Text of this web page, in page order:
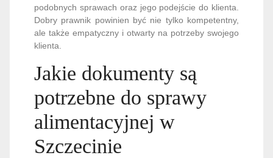
podobnych sprawach oraz jego podejście do klienta.
Dobry prawnik powinien być nie tylko kompetentny,
ale także empatyczny i otwarty na potrzeby swojego
klienta.
Jakie dokumenty są
potrzebne do sprawy
alimentacyjnej w
Szczecinie